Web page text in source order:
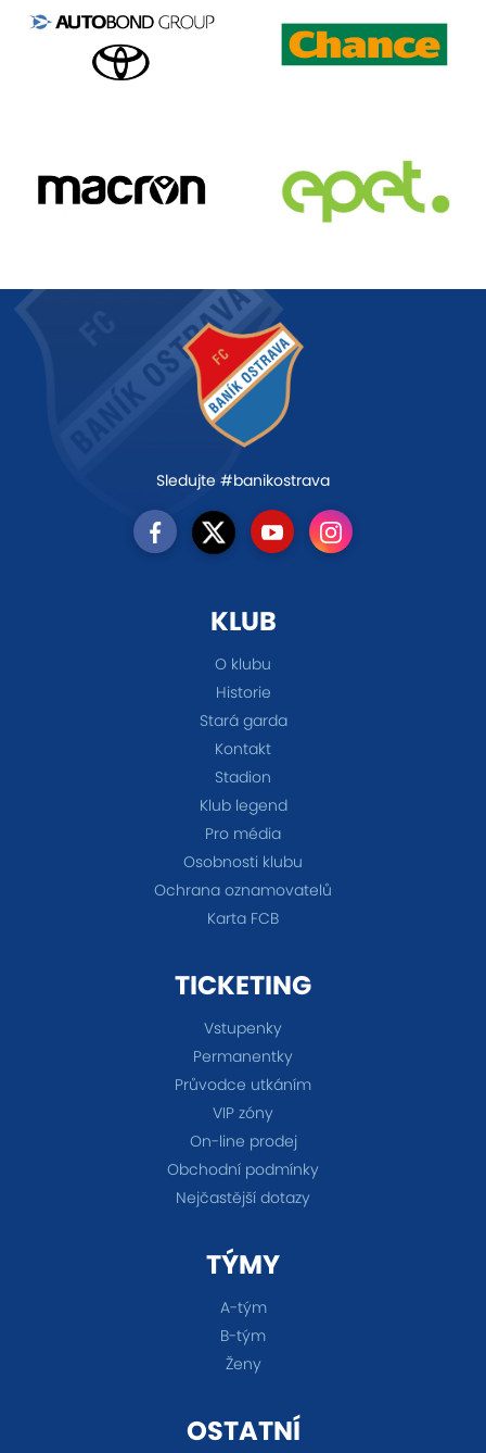
Sledujte #banikostrava
KLUB
O klubu
Historie
Stará garda
Kontakt
Stadion
Klub legend
Pro média
Osobnosti klubu
Ochrana oznamovatelů
Karta FCB
TICKETING
Vstupenky
Permanentky
Průvodce utkáním
VIP zóny
On-line prodej
Obchodní podmínky
Nejčastější dotazy
TÝMY
A-tým
B-tým
Ženy
OSTATNÍ